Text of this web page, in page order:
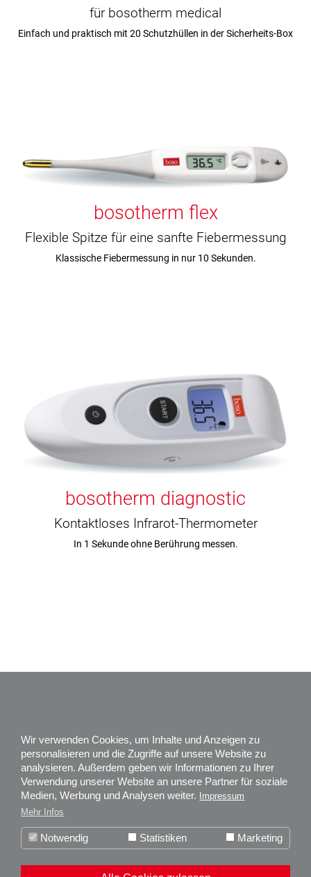
Wir verwenden Cookies, um Inhalte und Anzeigen zu
personalisieren und die Zugriffe auf unsere Website zu
analysieren. Außerdem geben wir Informationen zu Ihrer
Verwendung unserer Website an unsere Partner für soziale
Medien, Werbung und Analysen weiter.
Impressum
Mehr Infos
Notwendig Statistiken Marketing
für bosotherm medical
Einfach und praktisch mit 20 Schutzhüllen in der Sicherheits-Box
bosotherm flex
Flexible Spitze für eine sanfte Fiebermessung
Klassische Fiebermessung in nur 10 Sekunden.
bosotherm diagnostic
Kontaktloses Infrarot-Thermometer
In 1 Sekunde ohne Berührung messen.
Datenschutz
Karriere
Über uns
Zertifizierungen
News
Weitere Informationen über unseren
Kundenservice + 49 (0) 74 77 92 75 - 0
boso-Bilddatenbank